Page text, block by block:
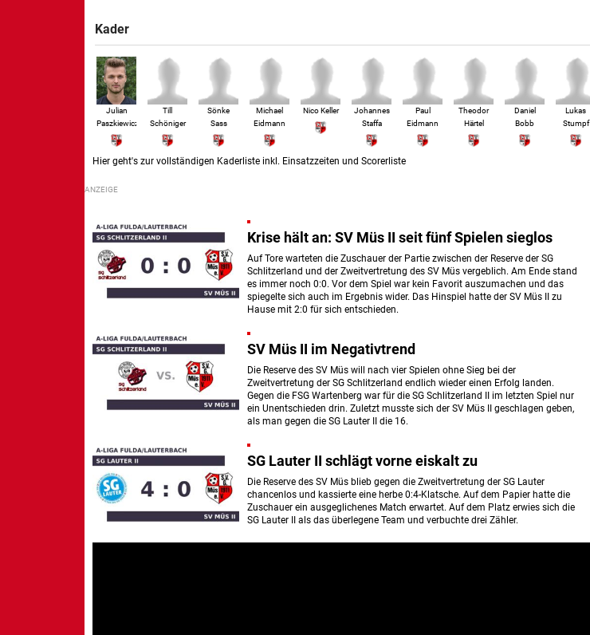
Kader
Julian
Paszkiewicz
Till
Schöniger
Sönke
Sass
Michael
Eidmann
Nico Keller
Johannes
Staffa
Paul
Eidmann
Theodor
Härtel
Daniel
Bobb
Lukas
Stumpf
Hier geht's zur vollständigen Kaderliste inkl. Einsatzzeiten und Scorerliste
Krise hält an: SV Müs II seit fünf Spielen sieglos
Auf Tore warteten die Zuschauer der Partie zwischen der Reserve der SG
Schlitzerland und der Zweitvertretung des SV Müs vergeblich. Am Ende stand
es immer noch 0:0. Vor dem Spiel war kein Favorit auszumachen und das
spiegelte sich auch im Ergebnis wider. Das Hinspiel hatte der SV Müs II zu
Hause mit 2:0 für sich entschieden.
SV Müs II im Negativtrend
Die Reserve des SV Müs will nach vier Spielen ohne Sieg bei der
Zweitvertretung der SG Schlitzerland endlich wieder einen Erfolg landen.
Gegen die FSG Wartenberg war für die SG Schlitzerland II im letzten Spiel nur
ein Unentschieden drin. Zuletzt musste sich der SV Müs II geschlagen geben,
als man gegen die SG Lauter II die 16.
SG Lauter II schlägt vorne eiskalt zu
Die Reserve des SV Müs blieb gegen die Zweitvertretung der SG Lauter
chancenlos und kassierte eine herbe 0:4-Klatsche. Auf dem Papier hatte die
Zuschauer ein ausgeglichenes Match erwartet. Auf dem Platz erwies sich die
SG Lauter II als das überlegene Team und verbuchte drei Zähler.